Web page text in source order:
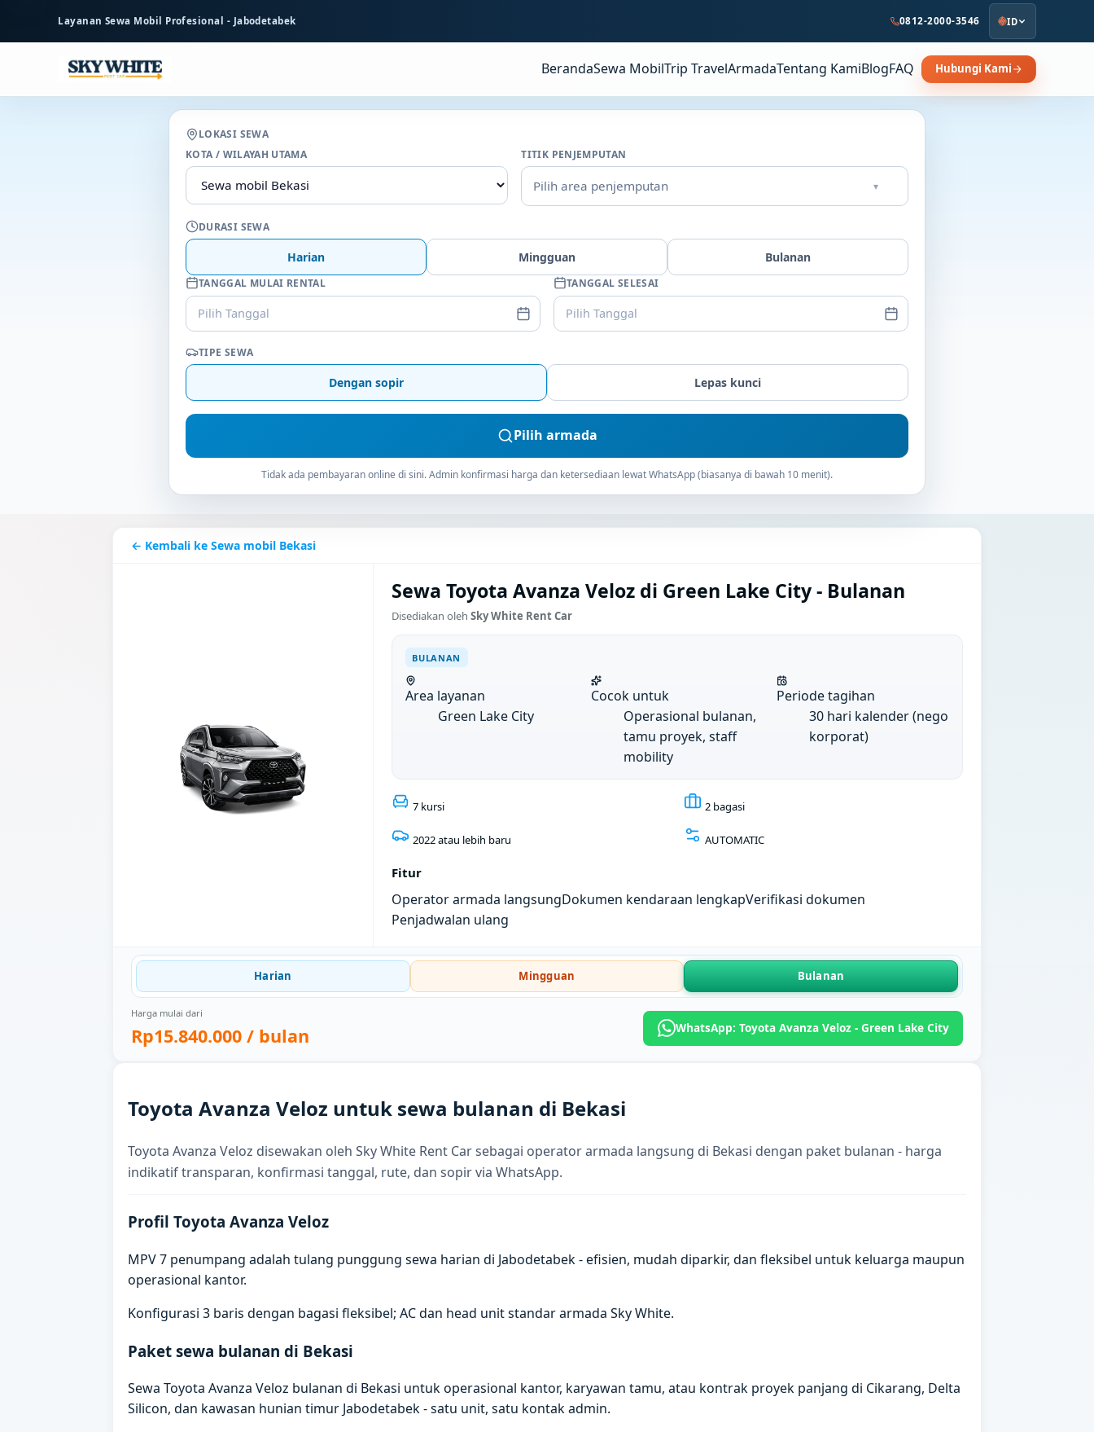
Layanan Sewa Mobil Profesional - Jabodetabek 0812-2000-3546 ID
BerandaSewa MobilTrip TravelArmadaTentang KamiBlogFAQ Hubungi Kami
LOKASI SEWA
KOTA / WILAYAH UTAMA
TITIK PENJEMPUTAN
Pilih area penjemputan ▾
DURASI SEWA
Harian Mingguan Bulanan
TANGGAL MULAI RENTAL
Pilih Tanggal
TANGGAL SELESAI
Pilih Tanggal
TIPE SEWA
Dengan sopir Lepas kunci
Pilih armada
Tidak ada pembayaran online di sini. Admin konfirmasi harga dan ketersediaan lewat WhatsApp (biasanya di bawah 10 menit).
← Kembali ke Sewa mobil Bekasi
Sewa Toyota Avanza Veloz di Green Lake City - Bulanan
Disediakan oleh Sky White Rent Car
BULANAN
Area layanan
Green Lake City
Cocok untuk
Operasional bulanan,
tamu proyek, staff
mobility
Periode tagihan
30 hari kalender (nego
korporat)
7 kursi 2 bagasi
2022 atau lebih baru AUTOMATIC
Fitur
Operator armada langsungDokumen kendaraan lengkapVerifikasi dokumen
Penjadwalan ulang
Harian Mingguan Bulanan
Harga mulai dari
Rp15.840.000 / bulan WhatsApp: Toyota Avanza Veloz - Green Lake City
Toyota Avanza Veloz untuk sewa bulanan di Bekasi
Toyota Avanza Veloz disewakan oleh Sky White Rent Car sebagai operator armada langsung di Bekasi dengan paket bulanan - harga
indikatif transparan, konfirmasi tanggal, rute, dan sopir via WhatsApp.
Profil Toyota Avanza Veloz
MPV 7 penumpang adalah tulang punggung sewa harian di Jabodetabek - efisien, mudah diparkir, dan fleksibel untuk keluarga maupun
operasional kantor.
Konfigurasi 3 baris dengan bagasi fleksibel; AC dan head unit standar armada Sky White.
Paket sewa bulanan di Bekasi
Sewa Toyota Avanza Veloz bulanan di Bekasi untuk operasional kantor, karyawan tamu, atau kontrak proyek panjang di Cikarang, Delta
Silicon, dan kawasan hunian timur Jabodetabek - satu unit, satu kontak admin.